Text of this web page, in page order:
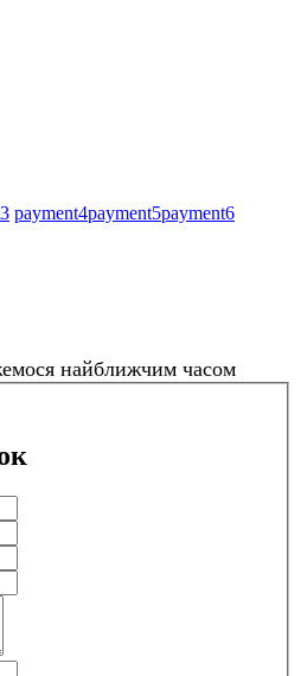
payment4payment5payment6
найближчим часом